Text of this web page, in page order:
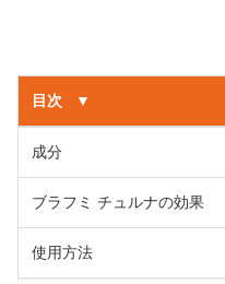
目次 ▼
成分
ブラフミ チュルナの効果
使用方法